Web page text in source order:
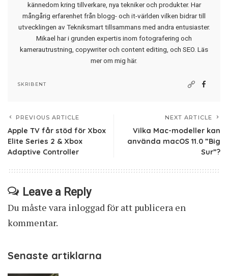
kännedom kring tillverkare, nya tekniker och produkter. Har
mångårig erfarenhet från blogg- och it-världen vilken bidrar till
utvecklingen av Tekniksmart tillsammans med andra entusiaster.
Mikael har i grunden expertis inom fotografering och
kamerautrustning, copywriter och content editing, och SEO. Läs
mer om mig här.
SKRIBENT
PREVIOUS ARTICLE
Apple TV får stöd för Xbox
Elite Series 2 & Xbox
Adaptive Controller
NEXT ARTICLE
Vilka Mac-modeller kan
använda macOS 11.0 ”Big
Sur”?
Leave a Reply
Du måste vara inloggadför att publicera en
kommentar.
Senaste artiklarna